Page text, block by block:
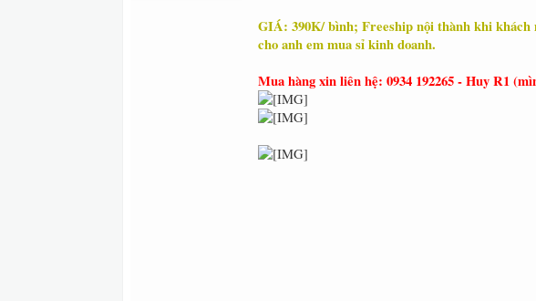
GIÁ: 390K/ bình; Freeship nội thành khi
cho anh em mua sỉ kinh doanh.
Mua hàng xin liên hệ: 0934 192265 - Huy R1